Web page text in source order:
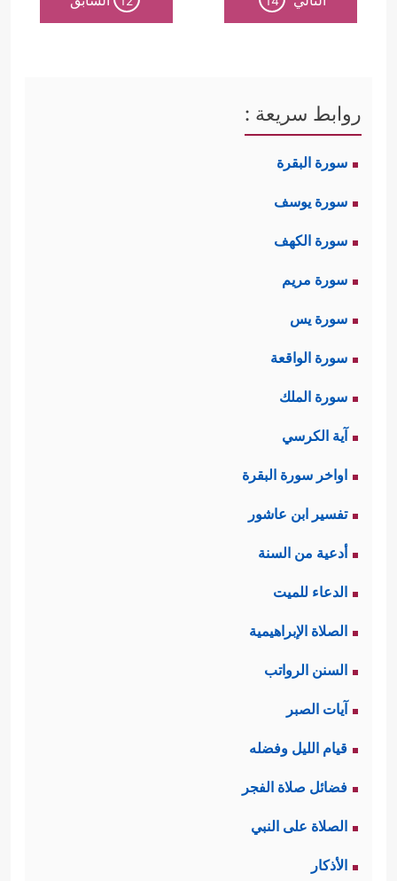
روابط سريعة :
سورة البقرة
سورة يوسف
سورة الكهف
سورة مريم
سورة يس
سورة الواقعة
سورة الملك
آية الكرسي
اواخر سورة البقرة
تفسير ابن عاشور
أدعية من السنة
الدعاء للميت
الصلاة الإبراهيمية
السنن الرواتب
آيات الصبر
قيام الليل وفضله
فضائل صلاة الفجر
الصلاة على النبي
الأذكار